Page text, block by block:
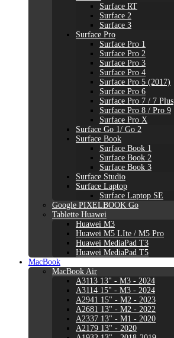
Surface RT
Surface 2
Surface 3
Surface Pro
Surface Pro 1
Surface Pro 2
Surface Pro 3
Surface Pro 4
Surface Pro 5 (2017)
Surface Pro 6
Surface Pro 7 / 7 Plus
Surface Pro 8 / Pro 9
Surface Pro X
Surface Go 1/ Go 2
Surface Book
Surface Book 1
Surface Book 2
Surface Book 3
Surface Studio
Surface Laptop
Surface Laptop SE
Google PIXELBOOK Go
Tablette Huawei
Huawei M3
Huawei M5 LIte / M5 Pro
Huawei MediaPad T3
Huawei MediaPad T5
MacBook
MacBook Air
A3113 13" - M3 - 2024
A3114 15" - M3 - 2024
A2941 15" - M2 - 2023
A2681 13" - M2 - 2022
A2337 13" - M1 - 2020
A2179 13" - 2020